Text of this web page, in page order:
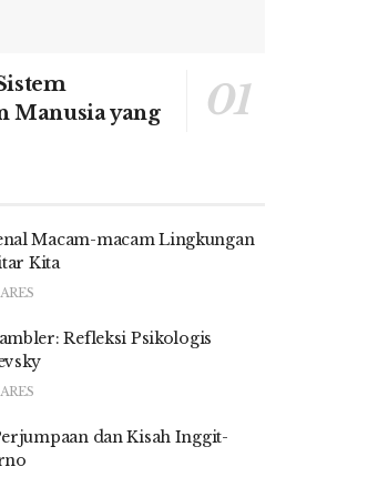
Manusia yang
Macam-macam Lingkungan
Kita
Refleksi Psikologis
dan Kisah Inggit-